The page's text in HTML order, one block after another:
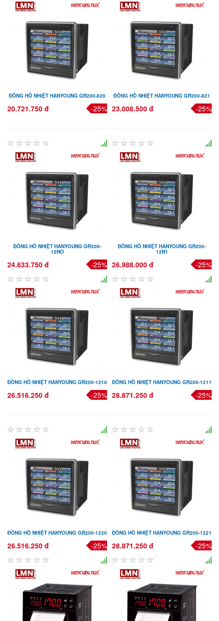
ĐỒNG HỒ NHIỆT HANYOUNG GR200-820
20.721.750 đ -25%
ĐỒNG HỒ NHIỆT HANYOUNG GR200-821
23.008.500 đ -25%
ĐỒNG HỒ NHIỆT HANYOUNG GR200-
12NO
24.633.750 đ -25%
ĐỒNG HỒ NHIỆT HANYOUNG GR200-
12N1
26.988.000 đ -25%
ĐỒNG HỒ NHIỆT HANYOUNG GR200-1210
26.516.250 đ -25%
ĐỒNG HỒ NHIỆT HANYOUNG GR200-1211
28.871.250 đ -25%
ĐỒNG HỒ NHIỆT HANYOUNG GR200-1220
26.516.250 đ -25%
ĐỒNG HỒ NHIỆT HANYOUNG GR200-1221
28.871.250 đ -25%